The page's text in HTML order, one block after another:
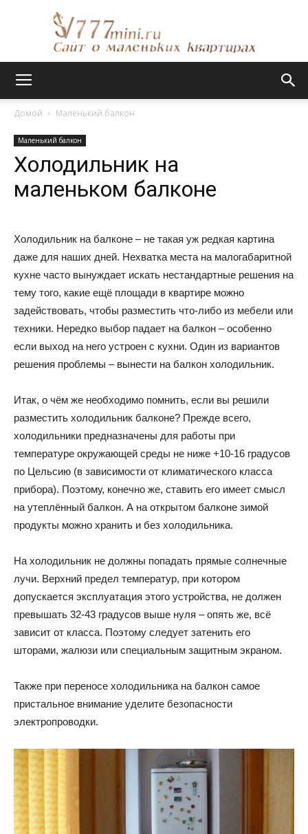
и
интерьеры,
фото,
советы
статьи
дизайне
Домой Маленький балкон
Маленький балкон
Холодильник на
маленьком балконе
Холодильник на балконе – не такая уж редкая картина
даже для наших дней. Нехватка места на малогабаритной
кухне часто вынуждает искать нестандартные решения на
тему того, какие ещё площади в квартире можно
задействовать, чтобы разместить что-либо из мебели или
техники. Нередко выбор падает на балкон – особенно
если выход на него устроен с кухни. Один из вариантов
решения проблемы – вынести на балкон холодильник.
Итак, о чём же необходимо помнить, если вы решили
разместить холодильник балконе? Прежде всего,
холодильники предназначены для работы при
температуре окружающей среды не ниже +10-16 градусов
по Цельсию (в зависимости от климатического класса
прибора). Поэтому, конечно же, ставить его имеет смысл
на утеплённый балкон. А на открытом балконе зимой
продукты можно хранить и без холодильника.
На холодильник не должны попадать прямые солнечные
лучи. Верхний предел температур, при котором
допускается эксплуатация этого устройства, не должен
превышать 32-43 градусов выше нуля – опять же, всё
зависит от класса. Поэтому следует затенить его
шторами, жалюзи или специальным защитным экраном.
Также при переносе холодильника на балкон самое
пристальное внимание уделите безопасности
электропроводки.